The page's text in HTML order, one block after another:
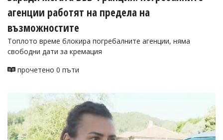
агенции работят на предела на
възможностите
Топлото време блокира погребалните агенции, няма
свободни дати за кремация
прочетено 0 пъти